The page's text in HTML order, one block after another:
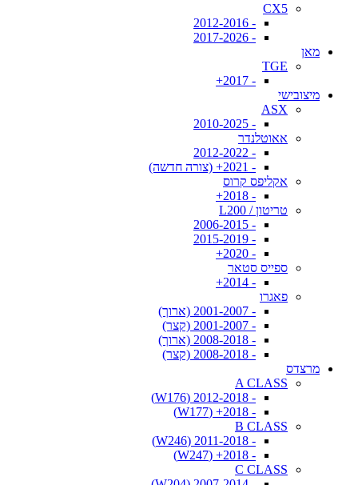
CX5
- 2012-2016
- 2017-2026
מאן
TGE
- 2017+
מיצובישי
ASX
- 2010-2025
אאוטלנדר
- 2012-2022
- 2021+ (צורה חדשה)
אקליפס קרוס
- 2018+
טריטון / L200
- 2006-2015
- 2015-2019
- 2020+
ספייס סטאר
- 2014+
פאגרו
- 2001-2007 (ארוך)
- 2001-2007 (קצר)
- 2008-2018 (ארוך)
- 2008-2018 (קצר)
מרצדס
A CLASS
- 2012-2018 (W176)
- 2018+ (W177)
B CLASS
- 2011-2018 (W246)
- 2018+ (W247)
C CLASS